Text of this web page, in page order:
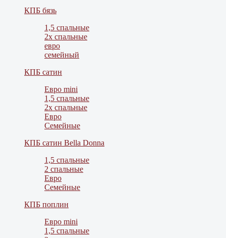
КПБ бязь
1,5 спальные
2х спальные
евро
семейный
КПБ сатин
Евро mini
1,5 спальные
2х спальные
Евро
Семейные
КПБ сатин Bella Donna
1,5 спальные
2 спальные
Евро
Семейные
КПБ поплин
Евро mini
1,5 спальные